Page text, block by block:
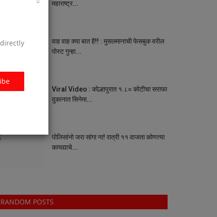
महाराष्ट्र...
वाह वाह क्या बात है!! : मुसलमानाची फेसबुक वरील
पोस्ट गुन्हा...
Viral Video : कोल्हापुरात १.८० कोटीचा सराफा
दुकानात सिनेमा...
पोलिसांनो जरा सांगा ना! रात्री ११ वाजता कोणत्या
कायद्याचे...
RANDOM POSTS